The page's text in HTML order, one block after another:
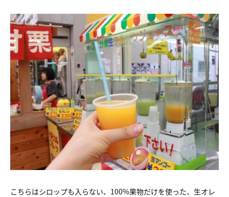
こちらはシロップも入らない、100%果物だけを使った、生オレ